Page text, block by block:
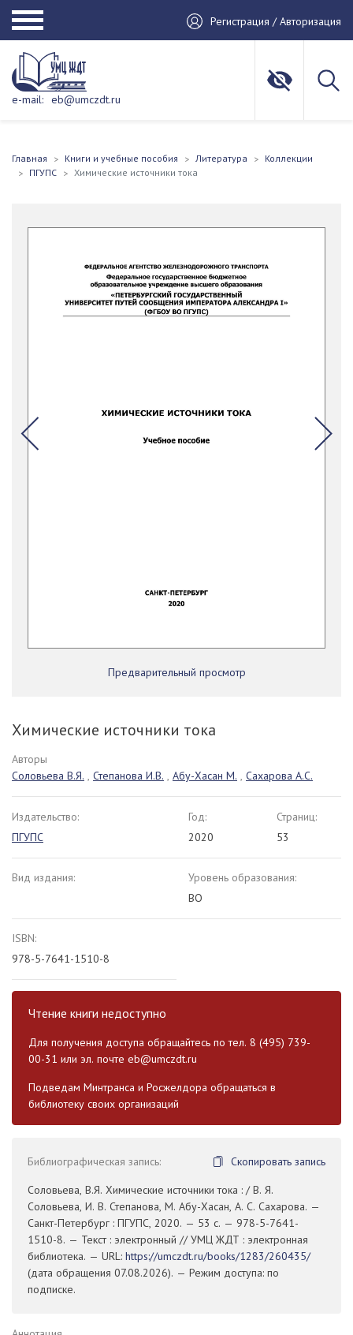
Регистрация / Авторизация
e-mail: eb@umczdt.ru
Главная Книги и учебные пособия Литература
Коллекции
ПГУПС
Химические источники тока
Предварительный просмотр
Химические источники тока
Авторы
Соловьева В.Я. , Степанова И.В. , Абу-Хасан М. , Сахарова А.С.
Издательство:
ПГУПС
Год:
2020
Страниц:
53
Вид издания:
Уровень образования:
ВО
ISBN:
978-5-7641-1510-8
Чтение книги недоступно
Для получения доступа обращайтесь по тел. 8 (495) 739-
00-31 или эл. почте eb@umczdt.ru
Подведам Минтранса и Росжелдора обращаться в
библиотеку своих организаций
Библиографическая запись:
Скопировать запись
Соловьева, В.Я. Химические источники тока : / В. Я.
Соловьева, И. В. Степанова, М. Абу-Хасан, А. С. Сахарова. —
Санкт-Петербург : ПГУПС, 2020. — 53 с. — 978-5-7641-
1510-8. — Текст : электронный // УМЦ ЖДТ : электронная
библиотека. — URL: https://umczdt.ru/books/1283/260435/
(дата обращения 07.08.2026). — Режим доступа: по
подписке.